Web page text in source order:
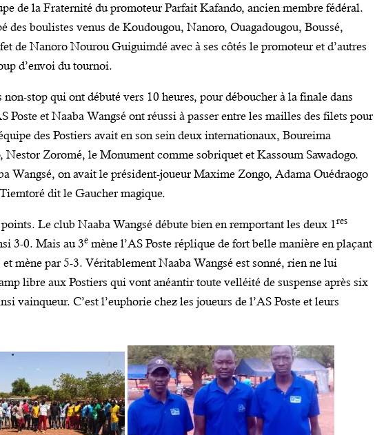
de la Fraternité du promoteur Parfait Kafando, ancien membre fédéral.
des boulistes venus de Koudougou, Nanoro, Ouagadougou, Boussé,
de Nanoro Nourou Guiguimdé avec à ses côtés le promoteur et d’autres
d’envoi du tournoi.
stop qui ont débuté vers 10 heures, pour déboucher à la finale dans
Poste et Naaba Wangsé ont réussi à passer entre les mailles des filets pour
des Postiers avait en son sein deux internationaux, Boureima
Nestor Zoromé, le Monument comme sobriquet et Kassoum Sawadogo.
Wangsé, on avait le président-joueur Maxime Zongo, Adama Ouédraogo
dit le Gaucher magique.
Le club Naaba Wangsé débute bien en remportant les deux 1res
3-0. Mais au 3e mène l’AS Poste réplique de fort belle manière en plaçant
mène par 5-3. Véritablement Naaba Wangsé est sonné, rien ne lui
libre aux Postiers qui vont anéantir toute velléité de suspense après six
vainqueur. C’est l’euphorie chez les joueurs de l’AS Poste et leurs